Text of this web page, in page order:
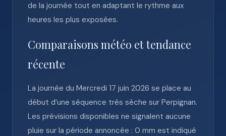
de la journée tout en adaptant le rythme aux
heures les plus exposées.
Comparaisons météo et tendance
récente
La journée du Mercredi 17 juin 2026 se place au
début d’une séquence très sèche sur Perpignan.
Les prévisions disponibles ne signalent aucune
pluie sur la période annoncée : 0 mm est indiqué